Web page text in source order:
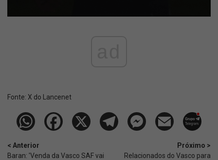
Fonte: X do Lancenet
< Anterior
Baran: 'Venda da Vasco SAF vai
Próximo >
Relacionados do Vasco para